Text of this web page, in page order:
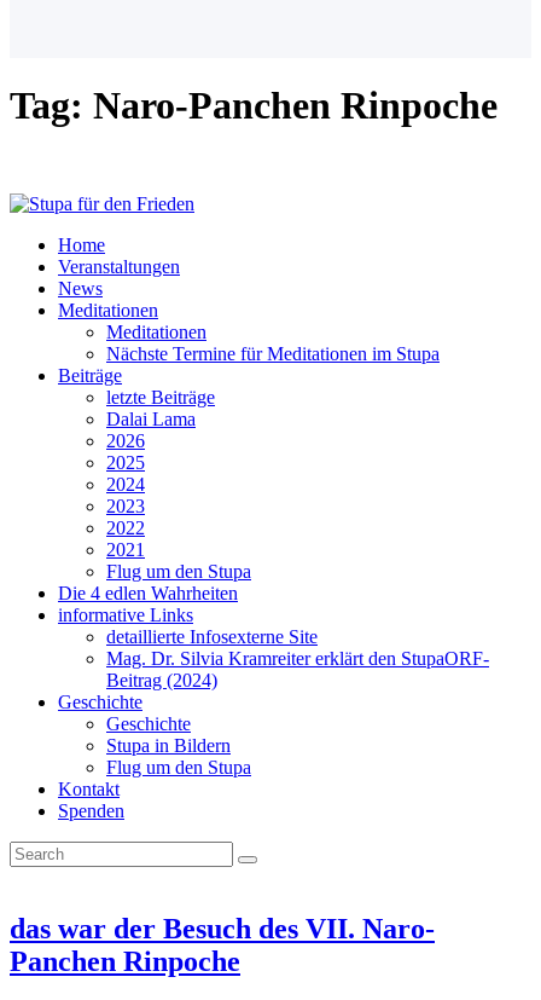
Tag: Naro-Panchen Rinpoche
Home
Veranstaltungen
News
Meditationen
Meditationen
Nächste Termine für Meditationen im Stupa
Beiträge
letzte Beiträge
Dalai Lama
2026
2025
2024
2023
2022
2021
Flug um den Stupa
Die 4 edlen Wahrheiten
informative Links
detaillierte Infosexterne Site
Mag. Dr. Silvia Kramreiter erklärt den StupaORF-
Beitrag (2024)
Geschichte
Geschichte
Stupa in Bildern
Flug um den Stupa
Kontakt
Spenden
das war der Besuch des VII. Naro-
Panchen Rinpoche